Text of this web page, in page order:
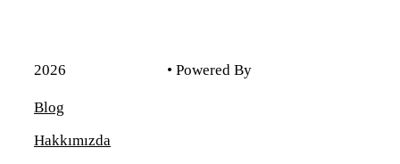
2026 • Powered By
Blog
Hakkımızda